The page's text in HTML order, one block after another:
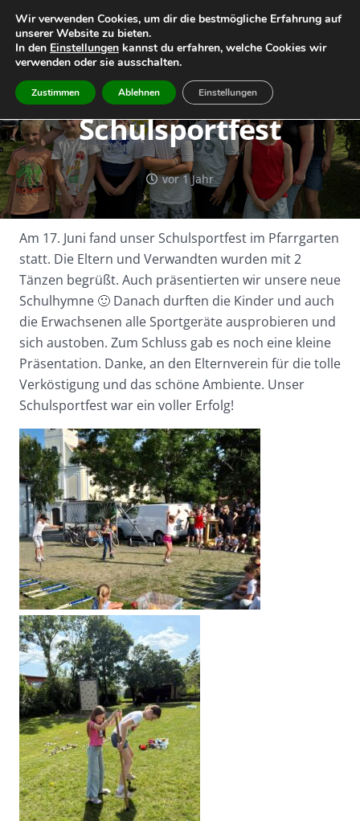
Home Leitbild
Geschichte
Schulsportfest
vor 1 Jahr
Am 17. Juni fand unser Schulsportfest im Pfarrgarten
statt. Die Eltern und Verwandten wurden mit 2
Tänzen begrüßt. Auch präsentierten wir unsere neue
Schulhymne 🙂 Danach durften die Kinder und auch
die Erwachsenen alle Sportgeräte ausprobieren und
sich austoben. Zum Schluss gab es noch eine kleine
Präsentation. Danke, an den Elternverein für die tolle
Verköstigung und das schöne Ambiente. Unser
Schulsportfest war ein voller Erfolg!
Wir verwenden Cookies, um dir die bestmögliche Erfahrung auf
unserer Website zu bieten.
In den Einstellungen kannst du erfahren, welche Cookies wir
verwenden oder sie ausschalten.
Zustimmen Ablehnen Einstellungen